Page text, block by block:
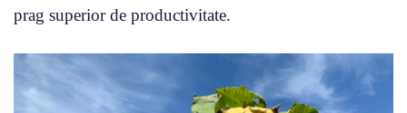
prag superior de productivitate.